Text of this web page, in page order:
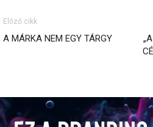
Előző cikk
A MÁRKA NEM EGY TÁRGY